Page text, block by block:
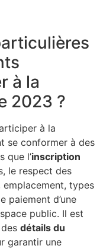
à la
2023 ?
à la
se conformer à des
que l’inscription
le respect des
emplacement, types
paiement d’une
public. Il est
détails du
garantir une